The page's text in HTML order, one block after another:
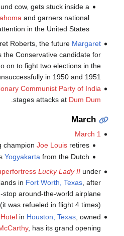
cow, gets stuck inside a
and garners national
in the United States.
Roberts, the future Margaret
the Conservative candidate for
on to fight two elections in the
in 1950 and 1951.
Communist Party of India
stages attacks at Dum Dum
.
March
March 1
championJoe Louis retires.
Yogyakarta from the Dutch.
Lucky Lady IIunder
in Fort Worth, Texas, after
stop around-the-world airplane
was refueled in flight 4 times).
in Houston, Texas, owned
, has its grand opening.